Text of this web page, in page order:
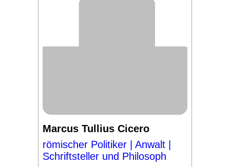
Marcus Tullius Cicero
römischer Politiker | Anwalt |
Schriftsteller und Philosoph